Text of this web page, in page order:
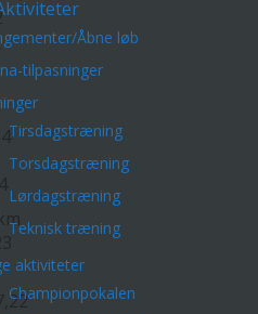
Åbne løb
tilpasninger
Tirsdagstræning
Torsdagstræning
Lørdagstræning
Teknisk træning
aktiviteter
Championpokalen